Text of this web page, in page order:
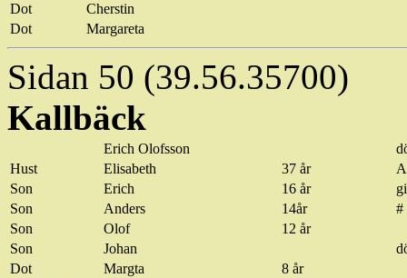
Dot
Cherstin
Dot
Margareta
Sidan 50 (39.56.35700)
Kallbäck
Erich Olofsson
Hust
Elisabeth 37 år
Son
Erich 16 år
Son
Anders 14år
#
Son
Olof
12 år
Son
Johan
Dot
Margta
8 år